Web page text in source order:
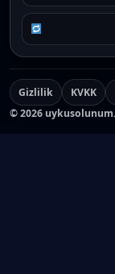
Gizlilik KVKK
©2026